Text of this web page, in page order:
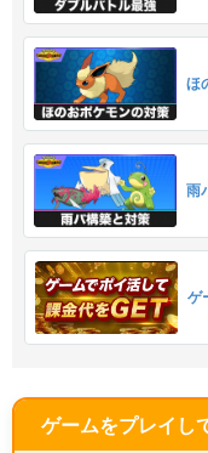
ほ
雨
ゲ
ゲームをプレイし